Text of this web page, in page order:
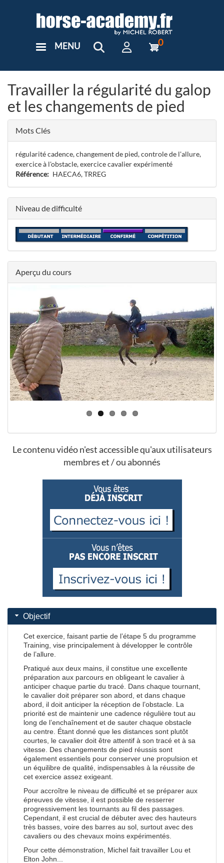
User
MENU 0
Travailler la régularité du galop
et les changements de pied
Mots Clés
régularité cadence, changement de pied, controle de l'allure,
exercice à l'obstacle, exercice cavalier expérimenté
Référence
HAECA6, TRREG
Niveau de difficulté
Aperçu du cours
Le contenu vidéo n'est accessible qu'aux utilisateurs
membres et / ou abonnés
Objectif
Cet exercice, faisant partie de l’étape 5 du programme
Training, vise principalement à développer le contrôle
de l’allure.
Pratiqué aux deux mains, il constitue une excellente
préparation aux parcours en obligeant le cavalier à
anticiper chaque partie du tracé. Dans chaque tournant,
le cavalier doit préparer son abord, et dans chaque
abord, il doit anticiper la réception de l’obstacle. La
priorité est de maintenir une cadence régulière tout au
long de l’enchaînement et de sauter chaque obstacle
au centre. Étant donné que les distances sont plutôt
courtes, le cavalier doit être attentif à son tracé et à sa
vitesse. Des changements de pied réussis sont
également essentiels pour conserver une propulsion et
un équilibre de qualité, indispensables à la réussite de
cet exercice assez exigeant.
Pour accroître le niveau de difficulté et se préparer aux
épreuves de vitesse, il est possible de resserrer
progressivement les tournants au fil des passages.
Cependant, il est crucial de débuter avec des hauteurs
très basses, voire des barres au sol, surtout avec des
cavaliers ou des chevaux moins expérimentés.
Pour cette démonstration, Michel fait travailler Lou et
Elton John...